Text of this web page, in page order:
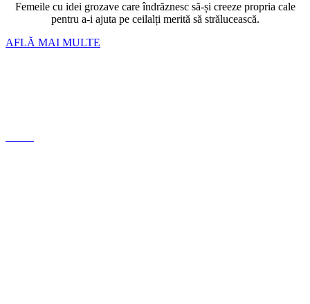
Femeile cu idei grozave care îndrăznesc să-și creeze propria cale
pentru a-i ajuta pe ceilalți merită să strălucească.
AFLĂ MAI MULTE